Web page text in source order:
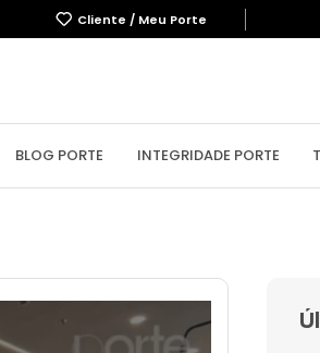
Cliente / Meu Porte
BLOG PORTE INTEGRIDADE PORTE